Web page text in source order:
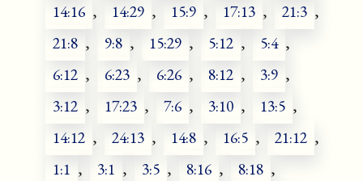
14:16 , 14:29 , 15:9 , 17:13 , 21:3 ,
21:8 , 9:8 , 15:29 , 5:12 , 5:4 ,
6:12 , 6:23 , 6:26 , 8:12 , 3:9 ,
3:12 , 17:23 , 7:6 , 3:10 , 13:5 ,
14:12 , 24:13 , 14:8 , 16:5 , 21:12 ,
1:1 , 3:1 , 3:5 , 8:16 , 8:18 ,